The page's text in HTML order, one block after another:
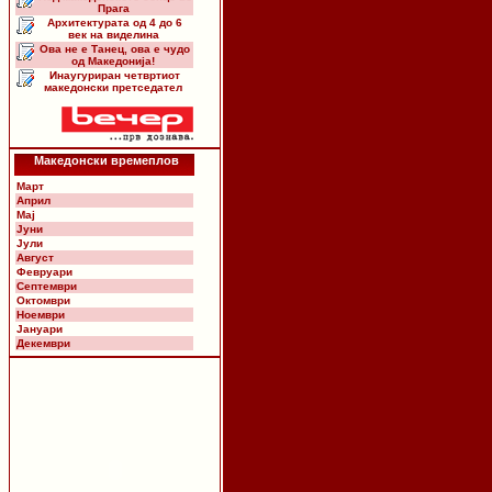
Прага
Архитектурата од 4 до 6
век на виделина
Ова не е Танец, ова е чудо
од Македонија!
Инаугуриран четвртиот
македонски претседател
Македонски времеплов
Март
Април
Мај
Јуни
Јули
Август
Февруари
Септември
Октомври
Ноември
Јануари
Декември